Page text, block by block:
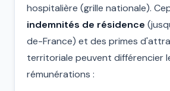
hospitalière (grille nationale).
indemnités de résidence
de-France) et des primes
territoriale peuvent différencier
rémunérations :